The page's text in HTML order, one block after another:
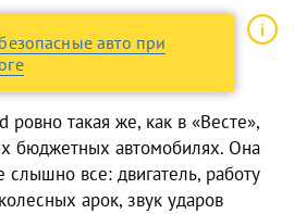
авто при
такая же, как в «Весте»,
бюджетных автомобилях. Она
слышно все: двигатель, работу
арок, звук ударов